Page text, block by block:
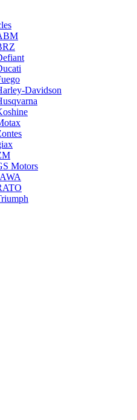
Davidson
Motors